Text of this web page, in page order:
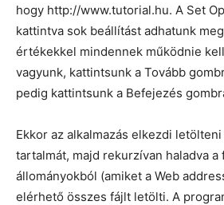
hogy http://www.tutorial.hu. A Set
kattintva sok beállítást adhatunk
értékekkel mindennek működnie
vagyunk, kattintsunk a Tovább
pedig kattintsunk a Befejezés
Ekkor az alkalmazás elkezdi
tartalmát, majd rekurzívan haladva a
állományokból (amiket a Web
elérhető összes fájlt letölti. A